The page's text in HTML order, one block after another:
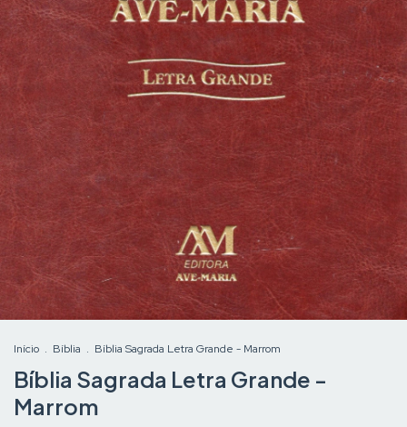
Início . Bíblia . Bíblia Sagrada Letra Grande - Marrom
Bíblia Sagrada Letra Grande -
Marrom